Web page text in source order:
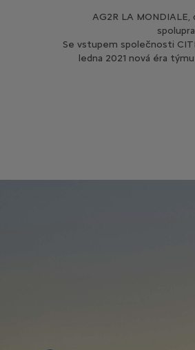
AG2R LA
Se vstupem společnosti
ledna 2021 nová éra